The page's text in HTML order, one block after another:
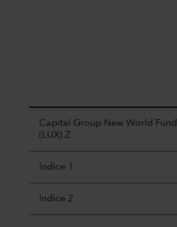
Capital Group New World Fund
(LUX) Z
Indice 1
Indice 2